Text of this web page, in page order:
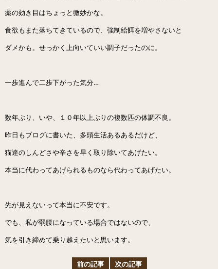
薬の効き目はちょっと微妙かな。
食欲もまた落ちてきているので、強制給餌を増やさないと
ダメかも。せっかく上向いていい調子だったのに。
一歩進んで二歩下がった気分…
数年ぶり、いや、１０年以上ぶりの複数匹の体調不良。
昨日もブログに書いた、多頭生活あるあるだけど、
猫達のしんどさや辛さを早く取り除いてあげたい。
本当に代わってあげられるものなら代わってあげたい。
先が見えないって本当に不安です。
でも、私が弱腰になっている場合ではないので、
気を引き締めて乗り越えたいと思います。
前の記事 次の記事